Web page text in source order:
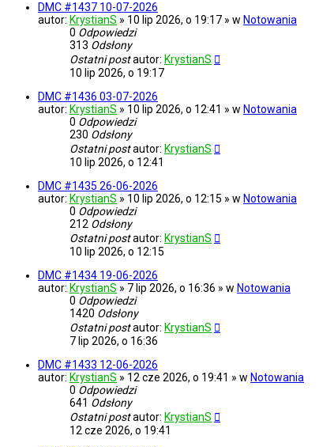
DMC #1437 10-07-2026
autor: KrystianS » 10 lip 2026, o 19:17 » w Notowania
0 Odpowiedzi
313 Odsłony
Ostatni postautor: KrystianS
10 lip 2026, o 19:17
DMC #1436 03-07-2026
autor: KrystianS » 10 lip 2026, o 12:41 » w Notowania
0 Odpowiedzi
230 Odsłony
Ostatni postautor: KrystianS
10 lip 2026, o 12:41
DMC #1435 26-06-2026
autor: KrystianS » 10 lip 2026, o 12:15 » w Notowania
0 Odpowiedzi
212 Odsłony
Ostatni postautor: KrystianS
10 lip 2026, o 12:15
DMC #1434 19-06-2026
autor: KrystianS » 7 lip 2026, o 16:36 » w Notowania
0 Odpowiedzi
1420 Odsłony
Ostatni postautor: KrystianS
7 lip 2026, o 16:36
DMC #1433 12-06-2026
autor: KrystianS » 12 cze 2026, o 19:41 » w Notowania
0 Odpowiedzi
641 Odsłony
Ostatni postautor: KrystianS
12 cze 2026, o 19:41